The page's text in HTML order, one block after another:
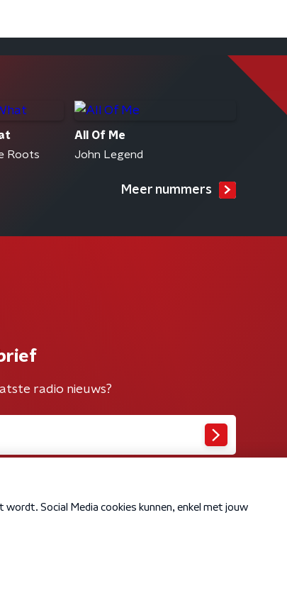
Roots
All Of Me
John Legend
Meer nummers
radio nieuws?